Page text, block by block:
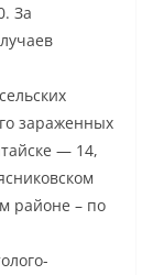
За
зараженных
— 14,
районе – по